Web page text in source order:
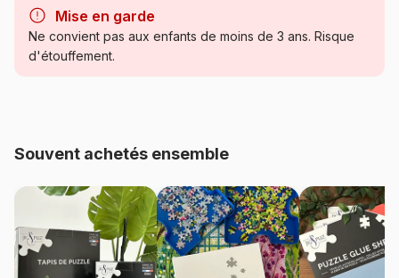
Catégorie
Provenance Allemagne
Ravensburger-10909
EAN 4005556109098
Mise en garde
Ne convient pas aux enfants de moins de 3 ans. Risque
d'étouffement.
Souvent achetés ensemble